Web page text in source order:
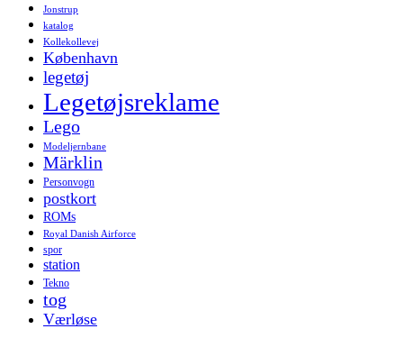
Jonstrup
katalog
Kollekollevej
København
legetøj
Legetøjsreklame
Lego
Modeljernbane
Märklin
Personvogn
postkort
ROMs
Royal Danish Airforce
spor
station
Tekno
tog
Værløse